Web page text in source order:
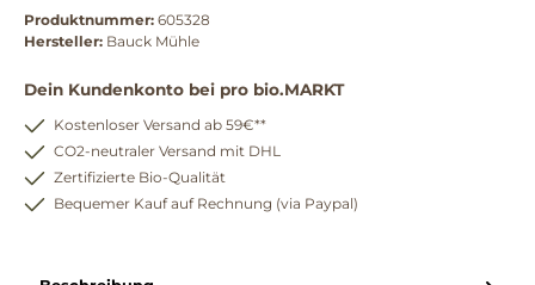
Produktnummer: 605328
Hersteller: Bauck Mühle
Dein Kundenkonto bei pro bio.MARKT
Kostenloser Versand ab 59€**
CO2-neutraler Versand mit DHL
Zertifizierte Bio-Qualität
Bequemer Kauf auf Rechnung (via Paypal)